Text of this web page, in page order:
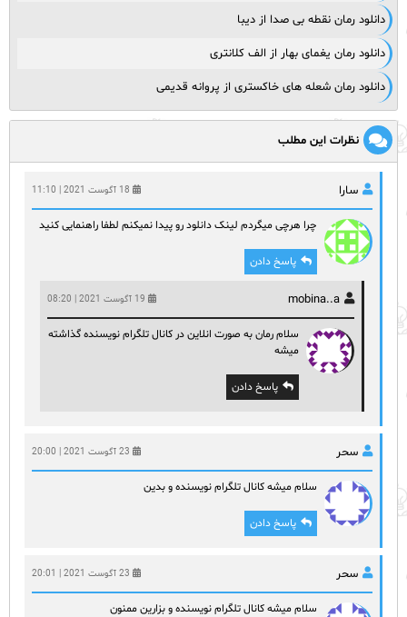
دانلود رمان نقطه بی صدا از دیبا
دانلود رمان یغمای بهار از الف کلانتری
دانلود رمان شعله های خاکستری از پروانه قدیمی
نظرات این مطلب
سارا 18 آگوست 2021 | 11:10
چرا هرچی میگردم لینک دانلود رو پیدا نمیکنم لطفا راهنمایی کنید
پاسخ دادن
mobina..a 19 آگوست 2021 | 08:20
سلام رمان به صورت انلاین در کانال تلگرام نویسنده گذاشته
میشه
پاسخ دادن
سحر 23 آگوست 2021 | 20:00
سلام میشه کانال تلگرام نویسنده و بدین
پاسخ دادن
سحر 23 آگوست 2021 | 20:01
سلام میشه کانال تلگرام نویسنده و بزارین ممنون